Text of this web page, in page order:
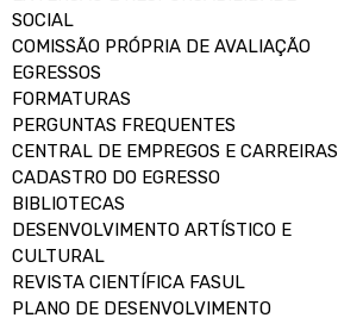
SOCIAL
COMISSÃO PRÓPRIA DE AVALIAÇÃO
EGRESSOS
FORMATURAS
PERGUNTAS FREQUENTES
CENTRAL DE EMPREGOS E CARREIRAS
CADASTRO DO EGRESSO
BIBLIOTECAS
DESENVOLVIMENTO ARTÍSTICO E
CULTURAL
REVISTA CIENTÍFICA FASUL
PLANO DE DESENVOLVIMENTO